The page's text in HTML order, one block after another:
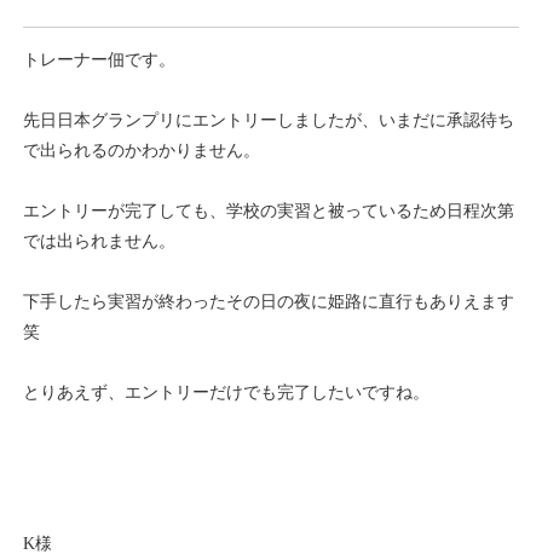
トレーナー佃です。
先日日本グランプリにエントリーしましたが、いまだに承認待ち
で出られるのかわかりません。
エントリーが完了しても、学校の実習と被っているため日程次第
では出られません。
下手したら実習が終わったその日の夜に姫路に直行もありえます
笑
とりあえず、エントリーだけでも完了したいですね。
K様